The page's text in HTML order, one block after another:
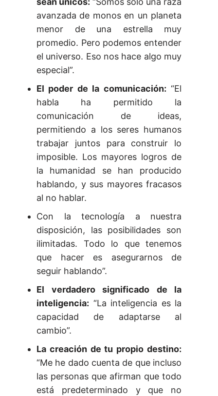
avanzada de monos en un planeta
menor de una estrella muy
promedio. Pero podemos entender
el universo. Eso nos hace algo muy
especial”.
El poder de la comunicación: “El
habla ha permitido la
comunicación de ideas,
permitiendo a los seres humanos
trabajar juntos para construir lo
imposible. Los mayores logros de
la humanidad se han producido
hablando, y sus mayores fracasos
al no hablar.
Con la tecnología a nuestra
disposición, las posibilidades son
ilimitadas. Todo lo que tenemos
que hacer es asegurarnos de
seguir hablando”.
El verdadero significado de la
inteligencia: “La inteligencia es la
capacidad de adaptarse al
cambio”.
La creación de tu propio destino:
“Me he dado cuenta de que incluso
las personas que afirman que todo
está predeterminado y que no